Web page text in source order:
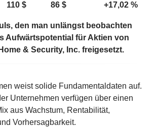
110 $ 86 $ +17,02 %
den man unlängst beobachten
Aufwärtspotential für Aktien von
& Security, Inc. freigesetzt.
weist solide Fundamentaldaten auf.
Unternehmen verfügen über einen
aus Wachstum, Rentabilität,
Vorhersagbarkeit.